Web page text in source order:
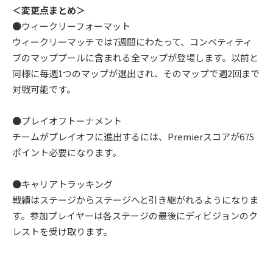
＜変更点まとめ＞
●ウィークリーフォーマット
ウィークリーマッチでは7週間にわたって、コンペティティ
ブのマッププールに含まれる全マップが登場します。以前と
同様に毎週1つのマップが選出され、そのマップで週2回まで
対戦可能です。
●プレイオフトーナメント
チームがプレイオフに進出するには、Premierスコアが675
ポイント必要になります。
●キャリアトラッキング
戦績はステージからステージへと引き継がれるようになりま
す。参加プレイヤーは各ステージの最後にディビジョンのク
レストを受け取ります。